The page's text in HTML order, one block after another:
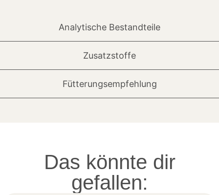
Analytische Bestandteile
Zusatzstoffe
Fütterungsempfehlung
Das könnte dir
gefallen: